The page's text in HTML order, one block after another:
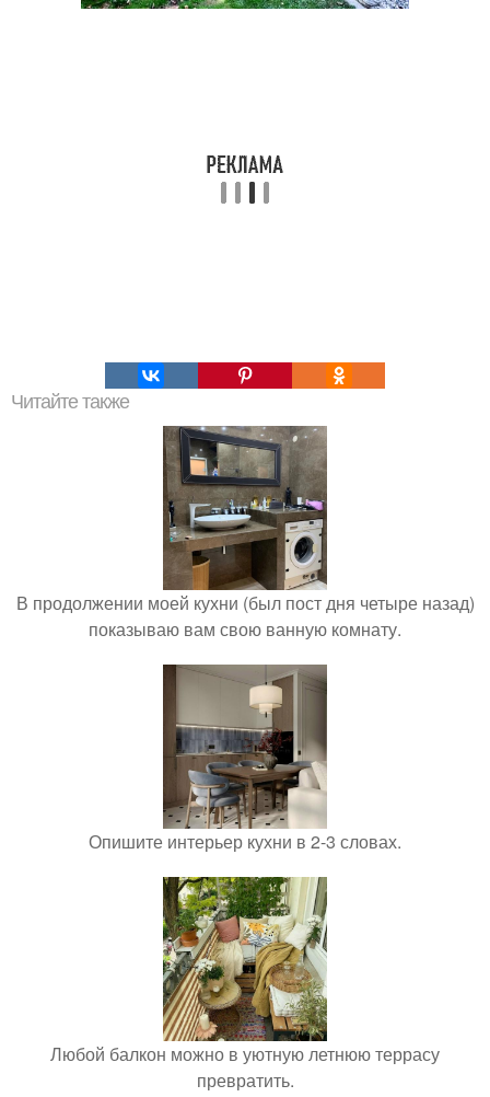
Читайте также
В продолжении моей кухни (был пост дня четыре назад)
показываю вам свою ванную комнату.
Опишите интерьер кухни в 2-3 словах.
Любой балкон можно в уютную летнюю террасу
превратить.